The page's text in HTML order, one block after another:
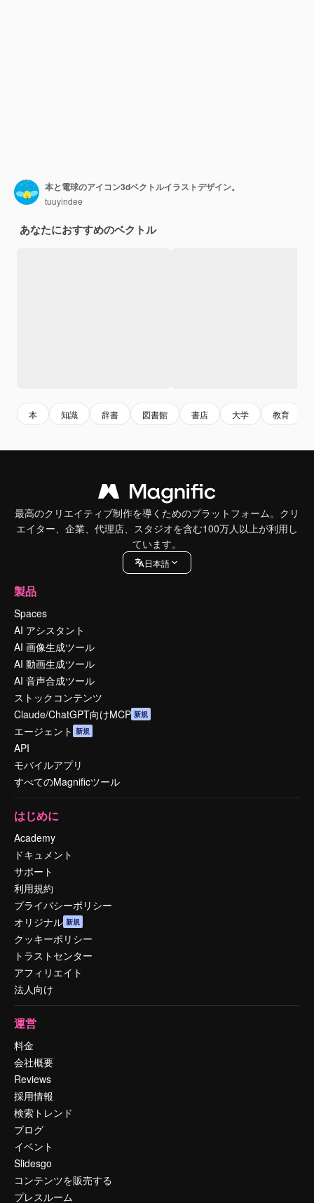
本と電球のアイコン3dベクトルイラストデザイン。
tuuyindee
あなたにおすすめのベクトル
本 知識 辞書 図書館 書店 大学 教育
最高のクリエイティブ制作を導くためのプラットフォーム。クリ
エイター、企業、代理店、スタジオを含む100万人以上が利用し
ています。
日本語
製品
Spaces
AI アシスタント
AI 画像生成ツール
AI 動画生成ツール
AI 音声合成ツール
ストックコンテンツ
Claude/ChatGPT向けMCP 新規
エージェント 新規
API
モバイルアプリ
すべてのMagnificツール
はじめに
Academy
ドキュメント
サポート
利用規約
プライバシーポリシー
オリジナル 新規
クッキーポリシー
トラストセンター
アフィリエイト
法人向け
運営
料金
会社概要
Reviews
採用情報
検索トレンド
ブログ
イベント
Slidesgo
コンテンツを販売する
プレスルーム